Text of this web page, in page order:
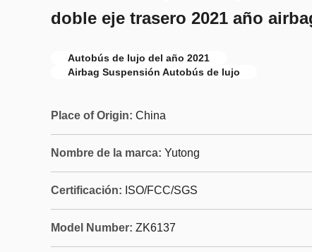
doble eje trasero 2021 año
Autobús de lujo del año 2021
Airbag Suspensión Autobús de lujo
Place of Origin: China
Nombre de la marca: Yutong
Certificación: ISO/FCC/SGS
Model Number: ZK6137